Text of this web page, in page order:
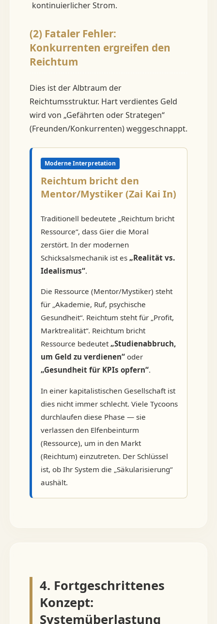
kontinuierlicher Strom.
(2) Fataler Fehler:
Konkurrenten ergreifen den
Reichtum
Dies ist der Albtraum der
Reichtumsstruktur. Hart verdientes Geld
wird von „Gefährten oder Strategen“
(Freunden/Konkurrenten) weggeschnappt.
Moderne Interpretation
Reichtum bricht den
Mentor/Mystiker (Zai Kai In)
Traditionell bedeutete „Reichtum bricht
Ressource“, dass Gier die Moral
zerstört. In der modernen
Schicksalsmechanik ist es „Realität vs.
Idealismus“.
Die Ressource (Mentor/Mystiker) steht
für „Akademie, Ruf, psychische
Gesundheit“. Reichtum steht für „Profit,
Marktrealität“. Reichtum bricht
Ressource bedeutet„Studienabbruch,
um Geld zu verdienen“ oder
„Gesundheit für KPIs opfern“.
In einer kapitalistischen Gesellschaft ist
dies nicht immer schlecht. Viele Tycoons
durchlaufen diese Phase — sie
verlassen den Elfenbeinturm
(Ressource), um in den Markt
(Reichtum) einzutreten. Der Schlüssel
ist, ob Ihr System die „Säkularisierung“
aushält.
4. Fortgeschrittenes
Konzept:
Systemüberlastung